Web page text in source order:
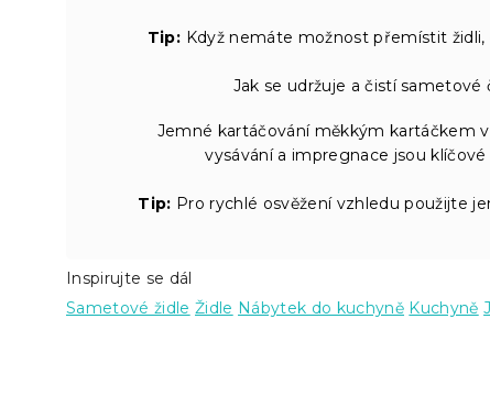
Tip: Když nemáte možnost přemístit
Jak se udržuje a čistí sametové
Jemné kartáčování měkkým kartáčkem
vysávání a impregnace jsou
Tip: Pro rychlé osvěžení vzhledu použijte
Inspirujte se dál
Sametové židle Židle Nábytek do kuchyně Kuchyně